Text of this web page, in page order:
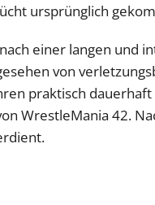
ursprünglich
einer langen und
von
praktisch
WrestleMania 42.